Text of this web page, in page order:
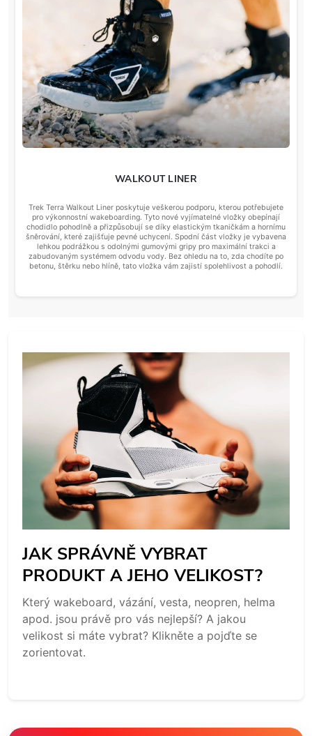
WALKOUT LINER
Trek Terra Walkout Liner poskytuje veškerou podporu, kterou potřebujete
pro výkonnostní wakeboarding. Tyto nové vyjímatelné vložky obepínají
chodidlo pohodlně a přizpůsobují se díky elastickým tkaničkám a hornímu
šněrování, které zajišťuje pevné uchycení. Spodní část vložky je vybavena
lehkou podrážkou s odolnými gumovými gripy pro maximální trakci a
zabudovaným systémem odvodu vody. Bez ohledu na to, zda chodíte po
betonu, štěrku nebo hlíně, tato vložka vám zajistí spolehlivost a pohodlí.
JAK SPRÁVNĚ VYBRAT
PRODUKT A JEHO VELIKOST?
Který wakeboard, vázání, vesta, neopren, helma
apod. jsou právě pro vás nejlepší? A jakou
velikost si máte vybrat? Klikněte a pojďte se
zorientovat.